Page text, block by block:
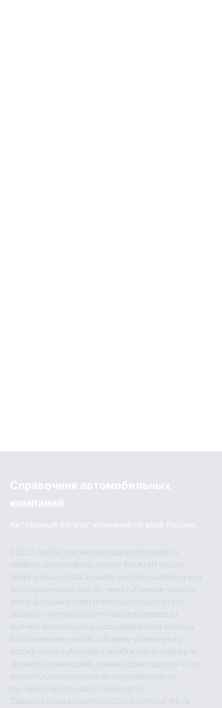
Справочник автомобильных
компаний
Актуальный каталог компаний по всей России
03223.ruufille.rukrasotata.ruprazdnikdushi.ru
veetbox.rucinemapost.ruciam-fr.rukraft-you.ru
mega-press.ru03223.ruweb-explore.ru rastenuya.ru
eurovision-russia.rustrah-news.rufreeride-team.ru
itrack-24.rusexshopexpress.ruautostudiopro.ru
alabuga-cityhotel.rupornv.ruatlantpereezd.ru
bud-em-znakomye.rua-cdc.ruelektrostal-news.ru
korolevremont-market.rubudem-znakomye.ru
oooagrosnab.rufpodaso.ruemfire.rupro-otdelky.ru
ukrasotki.ruseksuzbek.ruseks-uzbek.ruporno-vk.ru
sovratili.ruolecoon.ruvd-dosug.ruadonyev.ru
rbc-news.ruporno-skvirt.rukrospr.ru
13autor-kolonka.rusormol.ru2rich.ru hostel-65.ru